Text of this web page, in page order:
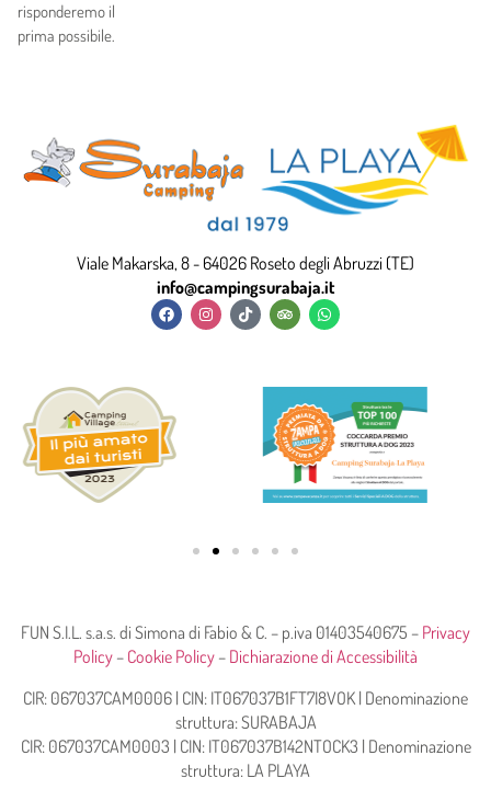
risponderemo il
prima possibile.
Viale Makarska, 8 - 64026 Roseto degli Abruzzi (TE)
info@campingsurabaja.it
FUN S.I.L. s.a.s. di Simona di Fabio & C. – p.iva 01403540675 – Privacy
Policy – Cookie Policy – Dichiarazione di Accessibilità
CIR: 067037CAM0006 | CIN: IT067037B1FT7I8VOK | Denominazione
struttura: SURABAJA
CIR: 067037CAM0003 | CIN: IT067037B142NTOCK3 | Denominazione
struttura: LA PLAYA